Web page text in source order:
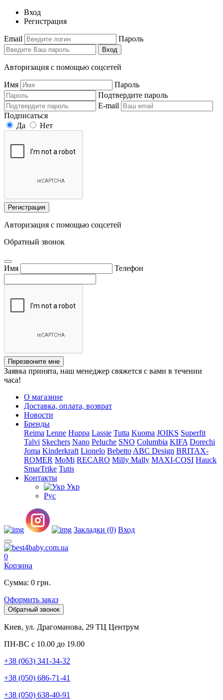
Вход
Регистрация
Email Пароль
Вход
Авторизация с помощью соцсетей
Имя
Пароль
Подтвердите пароль
E-mail
Подписаться
Да
Нет
Регистрация
Авторизация с помощью соцсетей
Обратный звонок
Имя Телефон
Перезвоните мне
Заявка принята, наш менеджер свяжется с вами в течении
часа!
О магазине
Доставка, оплата, возврат
Новости
Бренды
Reima Lenne Huppa Lassie Tutta Kuoma JOIKS Superfit
Talvi Skechers Nano Peluche SNO Columbia KIFA Dorechi
Joma Kinderkraft Lionelo Bebetto ABC Design BRITAX-
ROMER MoMi RECARO Milly Mally MAXI-COSI Hauck
SmarTrike Tutis
Контакты
Укр
Рус
Закладки (0) Вход
0
Корзина
Сумма: 0 грн.
Оформить заказ
Обратный звонок
Киев, ул. Драгоманова, 29 ТЦ Центрум
ПН-ВС с 10.00 до 19.00
+38 (063) 341-34-32
+38 (050) 686-71-41
+38 (050) 638-40-91